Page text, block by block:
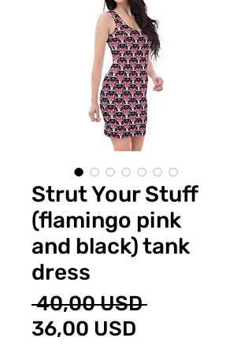
Strut Your Stuff
(flamingo pink
and black) tank
dress
40,00 USD Prezzo
36,00 USD